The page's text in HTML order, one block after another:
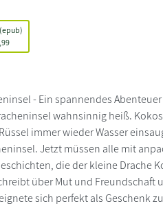
- Ein spannendes
wahnsinnig heiß.
immer wieder Wasser
Jetzt müssen alle mit
die der kleine Drache
über Mut und
sich perfekt als Geschenk